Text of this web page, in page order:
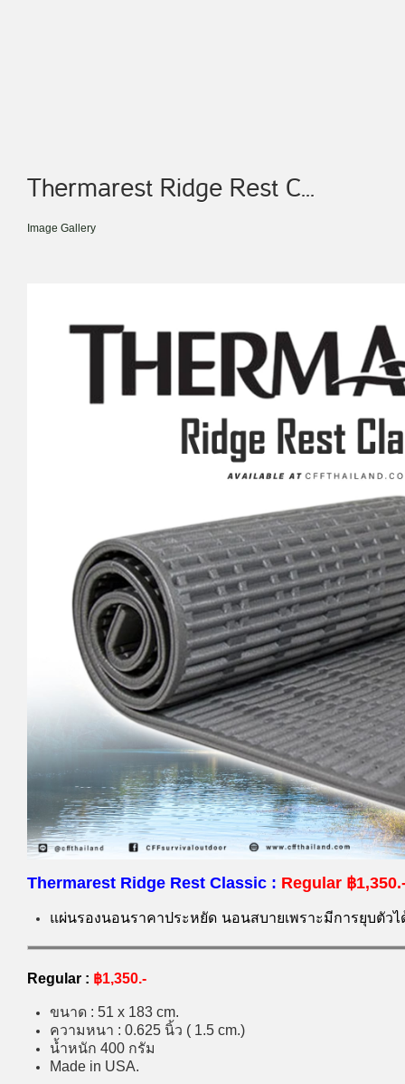
Thermarest Ridge Rest C...
Image Gallery
Thermarest Ridge Rest Classic : Regular ฿
แผ่นรองนอนราคาประหยัด นอนสบายเพราะมีการยุบตัว
Regular : ฿1,350.-
ขนาด : 51 x 183 cm.
ความหนา : 0.625 นิ้ว ( 1.5 cm.)
น้ำหนัก 400 กรัม
Made in USA.